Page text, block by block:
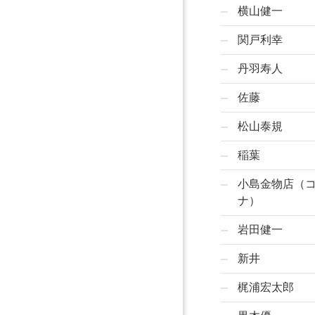
横山健一
関戸利幸
丹羽寿人
佐藤
松山泰規
稲葉
小島金物店（
ナ）
岩田健一
新井
梶浦宏太郎